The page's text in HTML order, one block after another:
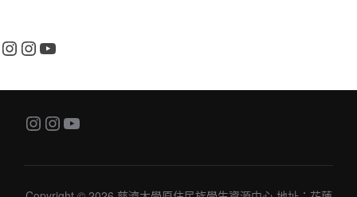
Instagram
Instagram
YouTube
Instagram
Instagram
YouTube